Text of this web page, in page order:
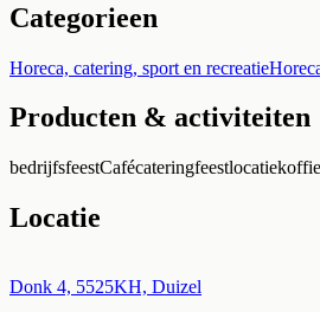
Categorieen
Horeca, catering, sport en recreatie
Producten & activiteiten
bedrijfsfeestCafécateringfeestlocatie
Locatie
+
Donk 4, 5525KH, Duizel